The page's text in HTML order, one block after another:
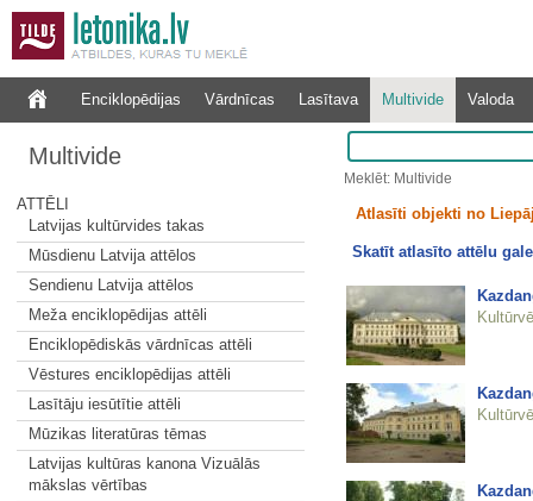
Enciklopēdijas Vārdnīcas Lasītava Multivide Valoda
Multivide
ATTĒLI
Latvijas kultūrvides takas
Mūsdienu Latvija attēlos
Sendienu Latvija attēlos
Meža enciklopēdijas attēli
Enciklopēdiskās vārdnīcas attēli
Vēstures enciklopēdijas attēli
Lasītāju iesūtītie attēli
Mūzikas literatūras tēmas
Latvijas kultūras kanona Vizuālās
mākslas vērtības
Meklēt: Multivide
Atlasīti objekti no
Skatīt atlasīto attēlu